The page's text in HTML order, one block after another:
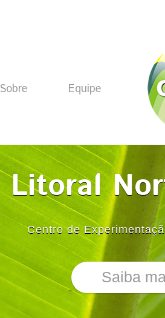
Sobre Equipe
Litoral
Centro de
Saiba